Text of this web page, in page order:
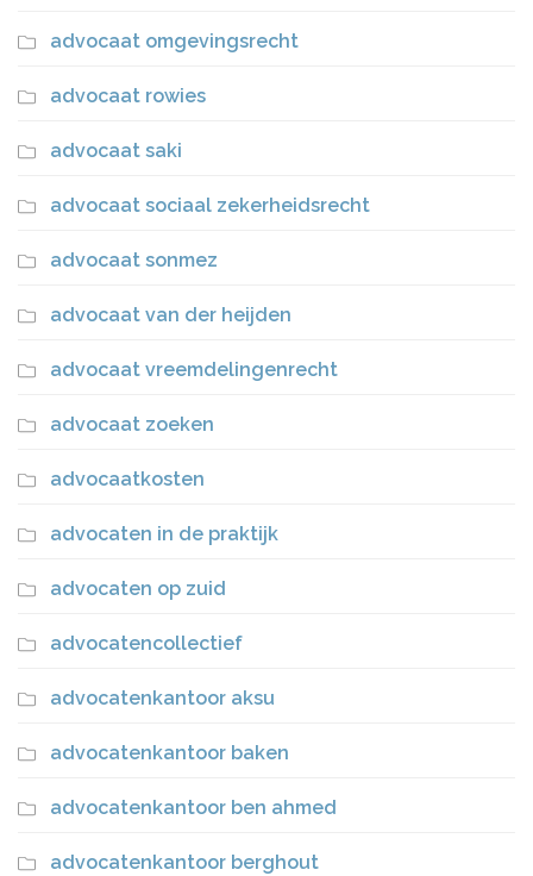
advocaat omgevingsrecht
advocaat rowies
advocaat saki
advocaat sociaal zekerheidsrecht
advocaat sonmez
advocaat van der heijden
advocaat vreemdelingenrecht
advocaat zoeken
advocaatkosten
advocaten in de praktijk
advocaten op zuid
advocatencollectief
advocatenkantoor aksu
advocatenkantoor baken
advocatenkantoor ben ahmed
advocatenkantoor berghout